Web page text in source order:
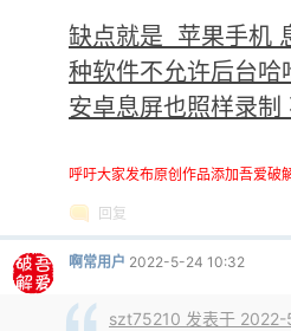
缺点就是 苹果手机
种软件不允许后台哈
安卓息屏也照样录制
呼吁大家发布原创作品添加吾爱破
回复
啊常用户 2022-5-24 10:32
szt75210 发表于